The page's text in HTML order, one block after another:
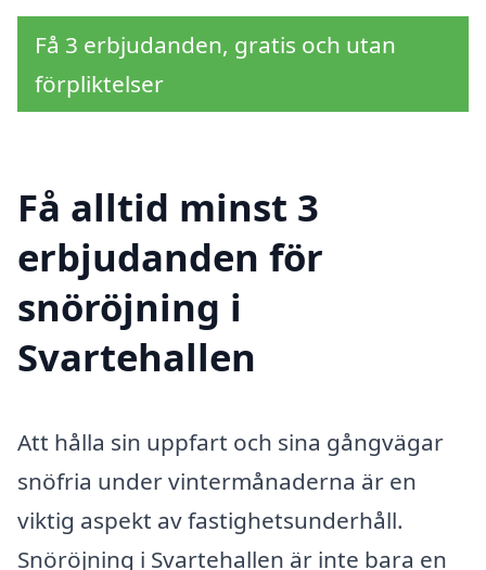
Få 3 erbjudanden, gratis och utan
förpliktelser
Få alltid minst 3
erbjudanden för
snöröjning i
Svartehallen
Att hålla sin uppfart och sina gångvägar
snöfria under vintermånaderna är en
viktig aspekt av fastighetsunderhåll.
Snöröjning i Svartehallen är inte bara en